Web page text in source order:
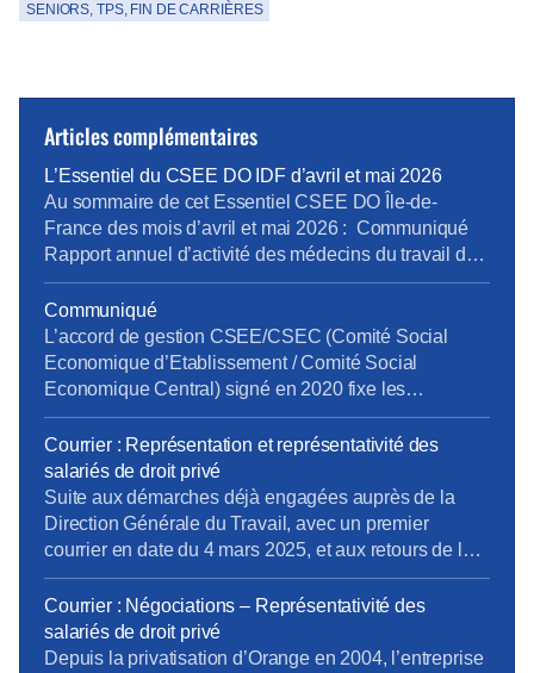
SENIORS, TPS, FIN DE CARRIÈRES
Articles complémentaires
L’Essentiel du CSEE DO IDF d’avril et mai 2026
Au sommaire de cet Essentiel CSEE DO Île-de-
France des mois d’avril et mai 2026 : Communiqué
Rapport annuel d’activité des médecins du travail de
la DO IDF pour 2025 Bilan Plan de Développement
des Compétences 2025 pour la DO IDF Approbation
des comptes annuels du CSEE DO IDF pour 2025
Retour d’expérience sur le projet […]
Communiqué
L’accord de gestion CSEE/CSEC (Comité Social
Economique d’Etablissement / Comité Social
Economique Central) signé en 2020 fixe les
prestations, les services et leur financement entre le
CSEE et le CSEC. Chaque année, les CSEE versent
au CSEC 20,25% de leur budget pour la gestion des
activités (prestations enfance, solidarité, retraites,
gestion des comptes salarié, etc.…). Cet […]
Courrier : Représentation et représentativité des
salariés de droit privé
Suite aux démarches déjà engagées auprès de la
Direction Générale du Travail, avec un premier
courrier en date du 4 mars 2025, et aux retours de la
Direction Générale du Travail, la CFE-CGC Orange a
transmis un nouveau courrier. Rappel du contexte :
Depuis la privatisation d’Orange en 2004, l’entreprise
emploie deux catégories de personnels […]
Courrier : Négociations – Représentativité des
salariés de droit privé
Depuis la privatisation d’Orange en 2004, l’entreprise